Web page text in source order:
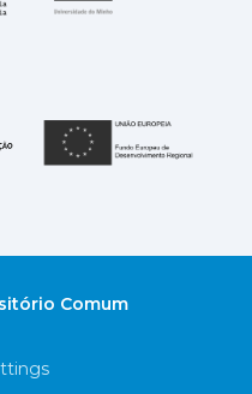
República Portuguesa
Comum